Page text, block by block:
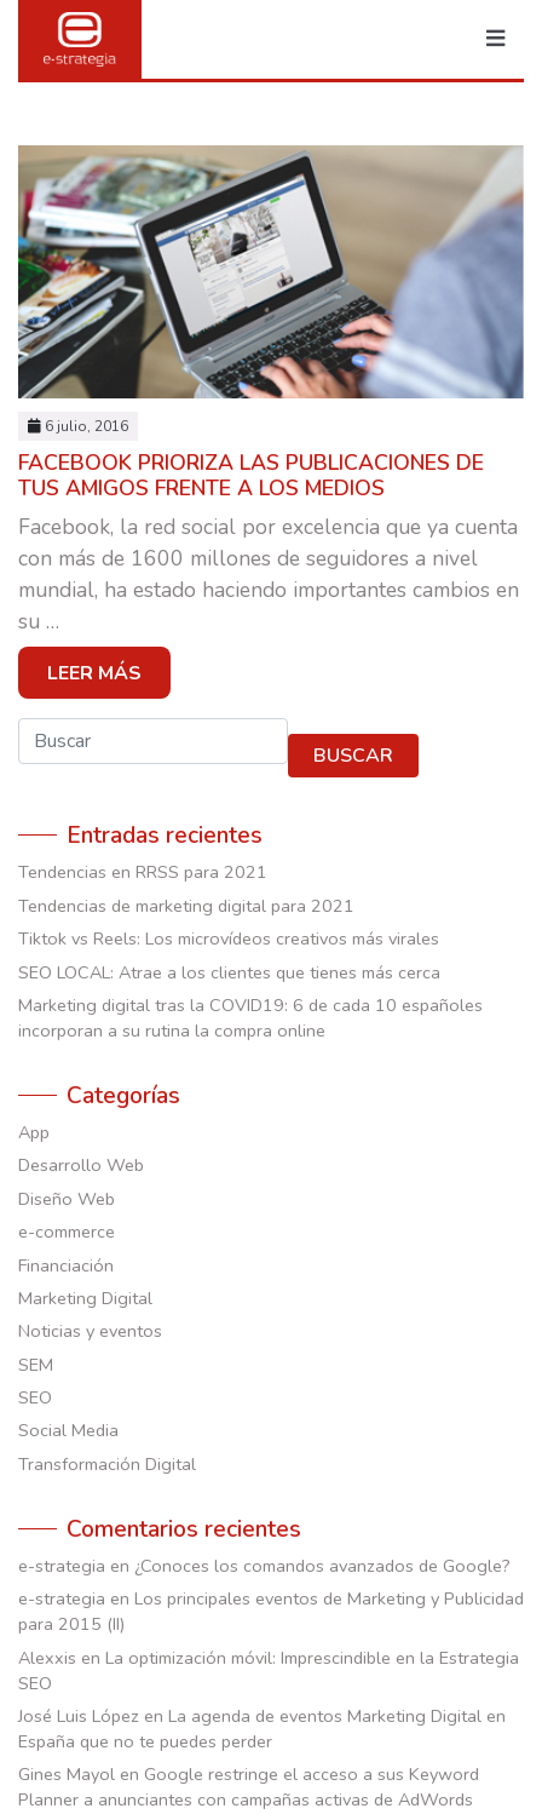
MARKETING & PUBLI
TRANSFORMACIÓN DIGITAL
SOCIAL MEDIA
CASOS DE ÉXITO
EQUIPO
E-SCUELA
BLOG
CONTACTO
6 julio, 2016
FACEBOOK PRIORIZA LAS PUBLICACIONES DE
TUS AMIGOS FRENTE A LOS MEDIOS
Facebook, la red social por excelencia que ya cuenta
con más de 1600 millones de seguidores a nivel
mundial, ha estado haciendo importantes cambios en
su …
LEER MÁS
Buscar
BUSCAR
Entradas recientes
Tendencias en RRSS para 2021
Tendencias de marketing digital para 2021
Tiktok vs Reels: Los microvídeos creativos más virales
SEO LOCAL: Atrae a los clientes que tienes más cerca
Marketing digital tras la COVID19: 6 de cada 10 españoles
incorporan a su rutina la compra online
Categorías
App
Desarrollo Web
Diseño Web
e-commerce
Financiación
Marketing Digital
Noticias y eventos
SEM
SEO
Social Media
Transformación Digital
Comentarios recientes
e-strategia en ¿Conoces los comandos avanzados de Google?
e-strategia en Los principales eventos de Marketing y Publicidad
para 2015 (II)
Alexxis en La optimización móvil: Imprescindible en la Estrategia
SEO
José Luis López en La agenda de eventos Marketing Digital en
España que no te puedes perder
Gines Mayol en Google restringe el acceso a sus Keyword
Planner a anunciantes con campañas activas de AdWords